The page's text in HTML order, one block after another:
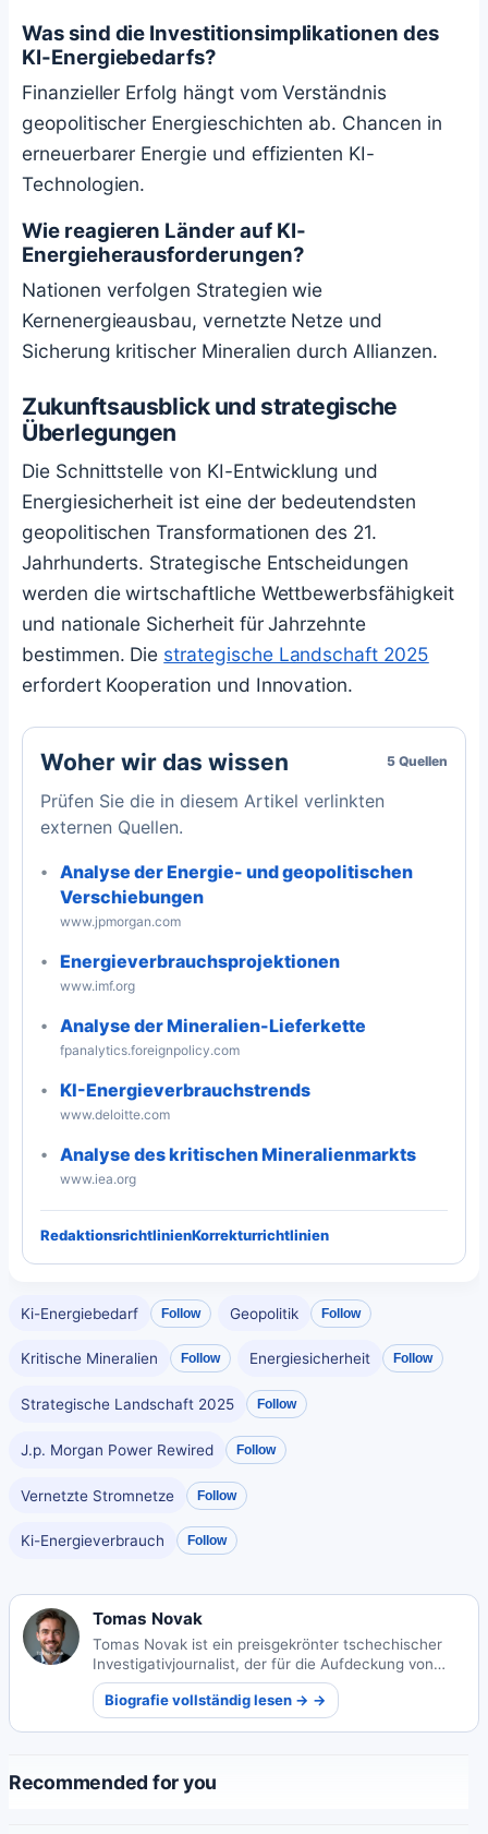
Was sind die Investitionsimplikationen des
KI-Energiebedarfs?
Finanzieller Erfolg hängt vom Verständnis
geopolitischer Energieschichten ab. Chancen in
erneuerbarer Energie und effizienten KI-
Technologien.
Wie reagieren Länder auf KI-
Energieherausforderungen?
Nationen verfolgen Strategien wie
Kernenergieausbau, vernetzte Netze und
Sicherung kritischer Mineralien durch Allianzen.
Zukunftsausblick und strategische
Überlegungen
Die Schnittstelle von KI-Entwicklung und
Energiesicherheit ist eine der bedeutendsten
geopolitischen Transformationen des 21.
Jahrhunderts. Strategische Entscheidungen
werden die wirtschaftliche Wettbewerbsfähigkeit
und nationale Sicherheit für Jahrzehnte
bestimmen. Die strategische Landschaft 2025
erfordert Kooperation und Innovation.
Woher wir das wissen 5 Quellen
Prüfen Sie die in diesem Artikel verlinkten
externen Quellen.
Analyse der Energie- und geopolitischen
Verschiebungen
www.jpmorgan.com
Energieverbrauchsprojektionen
www.imf.org
Analyse der Mineralien-Lieferkette
fpanalytics.foreignpolicy.com
KI-Energieverbrauchstrends
www.deloitte.com
Analyse des kritischen Mineralienmarkts
www.iea.org
RedaktionsrichtlinienKorrekturrichtlinien
Ki-Energiebedarf Follow Geopolitik Follow
Kritische Mineralien Follow Energiesicherheit Follow
Strategische Landschaft 2025 Follow
J.p. Morgan Power Rewired Follow
Vernetzte Stromnetze Follow
Ki-Energieverbrauch Follow
Tomas Novak
Tomas Novak ist ein preisgekrönter tschechischer
Investigativjournalist, der für die Aufdeckung von
Europas organisierten Kriminalitätsnetzwerken
bekannt ist. Seine furchtlose Berichterstattung hat
internationale Ermittlungen ausgelöst und
Biografie vollständig lesen → →
Recommended for you